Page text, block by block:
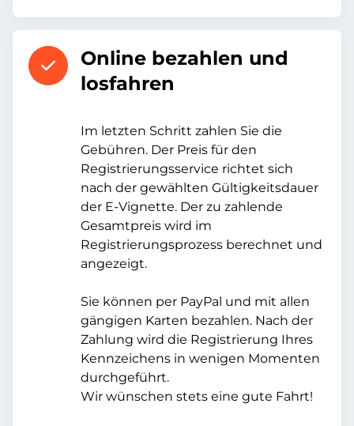
Online bezahlen und
losfahren
Im letzten Schritt zahlen Sie die
Gebühren. Der Preis für den
Registrierungsservice richtet sich
nach der gewählten Gültigkeitsdauer
der E-Vignette. Der zu zahlende
Gesamtpreis wird im
Registrierungsprozess berechnet und
angezeigt.
Sie können per PayPal und mit allen
gängigen Karten bezahlen. Nach der
Zahlung wird die Registrierung Ihres
Kennzeichens in wenigen Momenten
durchgeführt.
Wir wünschen stets eine gute Fahrt!